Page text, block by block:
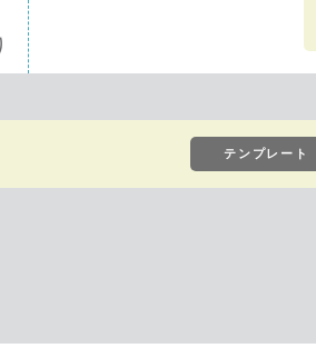
フルカラー中トジセット
早割・特急印刷についてテンプレート